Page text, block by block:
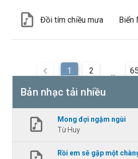
Đồi tím chiều mưa Biển
1 2 ... 65
Bản nhạc tải nhiều
Mong đợi ngậm ngùi
Từ Huy
Rồi em sẽ gặp một